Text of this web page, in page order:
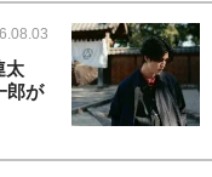
太
郎が